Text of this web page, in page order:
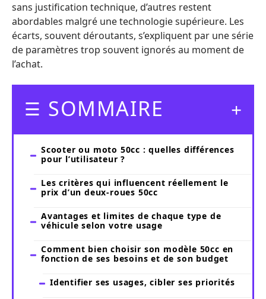
sans justification technique, d’autres restent
abordables malgré une technologie supérieure. Les
écarts, souvent déroutants, s’expliquent par une série
de paramètres trop souvent ignorés au moment de
l’achat.
SOMMAIRE
Scooter ou moto 50cc : quelles différences
pour l’utilisateur ?
Les critères qui influencent réellement le
prix d’un deux-roues 50cc
Avantages et limites de chaque type de
véhicule selon votre usage
Comment bien choisir son modèle 50cc en
fonction de ses besoins et de son budget
Identifier ses usages, cibler ses priorités